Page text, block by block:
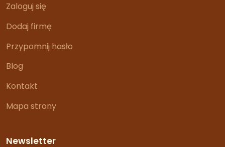
Zaloguj się
Dodaj firmę
Przypomnij hasło
Blog
Kontakt
Mapa strony
Newsletter